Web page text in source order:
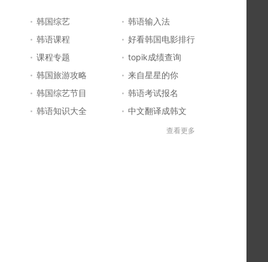
韩国综艺
韩语输入法
韩语课程
好看韩国电影排行
课程专题
topik成绩查询
韩国旅游攻略
来自星星的你
韩国综艺节目
韩语考试报名
韩语知识大全
中文翻译成韩文
查看更多